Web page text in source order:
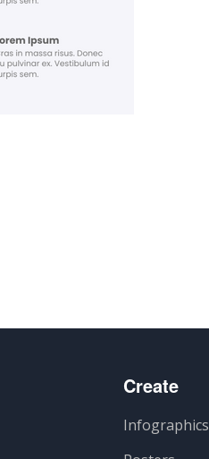
Create
Infographics